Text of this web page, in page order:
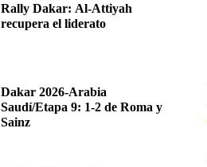
Rally Dakar: Al-Attiyah
recupera el liderato
Dakar 2026-Arabia
Saudí/Etapa 9: 1-2 de Roma y
Sainz